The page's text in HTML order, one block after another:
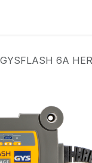
6A